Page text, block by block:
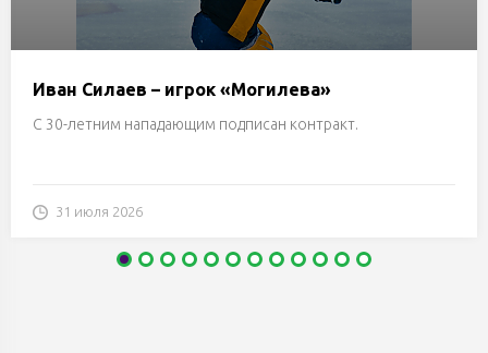
Иван Силаев – игрок «Могилева»
С 30-летним нападающим подписан контракт.
31 июля 2026